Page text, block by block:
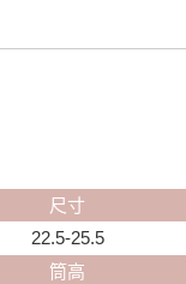
尺寸
22.5-25.5
筒高